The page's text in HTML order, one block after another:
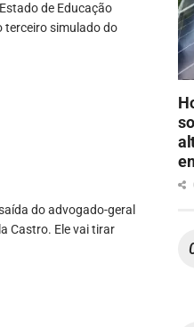
de Educação
terceiro simulado do
do advogado-geral
Castro. Ele vai tirar